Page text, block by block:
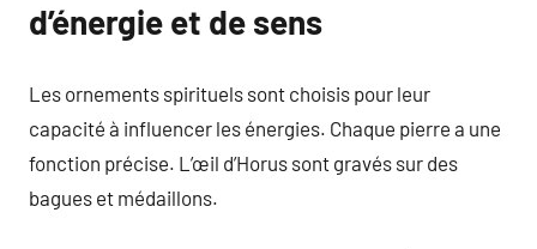
d’énergie et de sens
Les ornements spirituels sont choisis pour leur
capacité à influencer les énergies. Chaque pierre a une
fonction précise. L’œil d’Horus sont gravés sur des
bagues et médaillons.